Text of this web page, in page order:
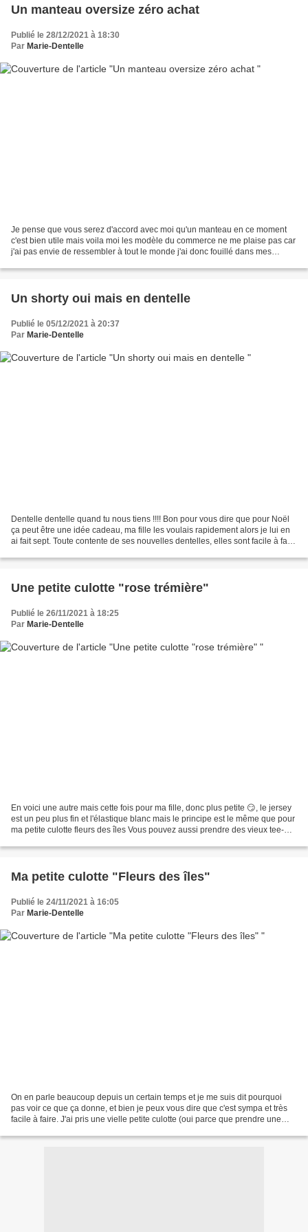
Un manteau oversize zéro achat
Publié le 28/12/2021 à 18:30
Par Marie-Dentelle
Je pense que vous serez d'accord avec moi qu'un manteau en ce moment
c'est bien utile mais voila moi les modèle du commerce ne me plaise pas car
j'ai pas envie de ressembler à tout le monde j'ai donc fouillé dans mes
Un shorty oui mais en dentelle
Publié le 05/12/2021 à 20:37
Par Marie-Dentelle
Dentelle dentelle quand tu nous tiens !!!! Bon pour vous dire que pour Noël
ça peut être une idée cadeau, ma fille les voulais rapidement alors je lui en
ai fait sept. Toute contente de ses nouvelles dentelles, elles sont facile à faire
Une petite culotte "rose trémière"
Publié le 26/11/2021 à 18:25
Par Marie-Dentelle
En voici une autre mais cette fois pour ma fille, donc plus petite 😏, le jersey
est un peu plus fin et l'élastique blanc mais le principe est le même que pour
ma petite culotte fleurs des îles Vous pouvez aussi prendre des vieux tee-
Ma petite culotte "Fleurs des îles"
Publié le 24/11/2021 à 16:05
Par Marie-Dentelle
On en parle beaucoup depuis un certain temps et je me suis dit pourquoi
pas voir ce que ça donne, et bien je peux vous dire que c'est sympa et très
facile à faire. J'ai pris une vielle petite culotte (oui parce que prendre une